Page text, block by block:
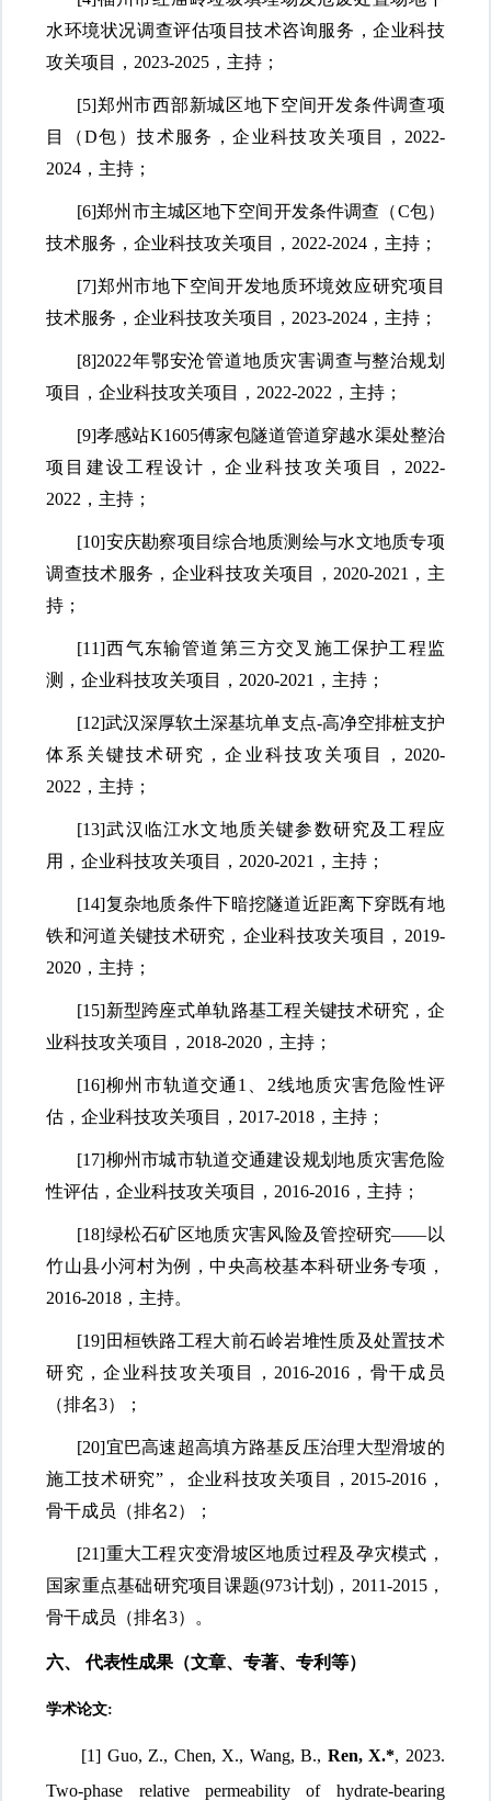
水环境状况调查评估项目技术咨询服务，企业科技
攻关项目， 2023-2025，主持；
[5]郑州市西部新城区地下空间开发条件调查项
目（D包）技术服务，企业科技攻关项目，2022-
2024，主持；
[6]郑州市主城区地下空间开发条件调查（C包）
技术服务，企业科技攻关项目，2022-2024，主持；
[7]郑州市地下空间开发地质环境效应研究项目
技术服务，企业科技攻关项目， 2023-2024，主持；
[8]2022年鄂安沧管道地质灾害调查与整治规划
项目，企业科技攻关项目，2022-2022，主持；
[9]孝感站K1605傅家包隧道管道穿越水渠处整治
项目建设工程设计，企业科技攻关项目，2022-
2022，主持；
[10]安庆勘察项目综合地质测绘与水文地质专项
调查技术服务，企业科技攻关项目， 2020-2021，主
持；
[11]西气东输管道第三方交叉施工保护工程监
测，企业科技攻关项目， 2020-2021，主持；
[12]武汉深厚软土深基坑单支点-高净空排桩支护
体系关键技术研究，企业科技攻关项目，2020-
2022，主持；
[13]武汉临江水文地质关键参数研究及工程应
用，企业科技攻关项目， 2020-2021，主持；
[14]复杂地质条件下暗挖隧道近距离下穿既有地
铁和河道关键技术研究，企业科技攻关项目， 2019-
2020，主持；
[15]新型跨座式单轨路基工程关键技术研究，企
业科技攻关项目， 2018-2020，主持；
[16]柳州市轨道交通 1、2线地质灾害危险性评
估，企业科技攻关项目，2017-2018，主持；
[17]柳州市城市轨道交通建设规划地质灾害危险
性评估，企业科技攻关项目， 2016-2016，主持；
[18]绿松石矿区地质灾害风险及管控研究——以
竹山县小河村为例，中央高校基本科研业务专项，
2016-2018，主持。
[19]田桓铁路工程大前石岭岩堆性质及处置技术
研究，企业科技攻关项目， 2016-2016，骨干成员
（排名3）；
[20]宜巴高速超高填方路基反压治理大型滑坡的
施工技术研究”， 企业科技攻关项目，2015-2016，
骨干成员（排名2）；
[21]重大工程灾变滑坡区地质过程及孕灾模式，
国家重点基础研究项目课题(973计划)，2011-2015，
骨干成员（排名3）。
六、 代表性成果（文章、专著、专利等）
学术论文:
[1] Guo, Z., Chen, X., Wang, B., Ren, X.*, 2023.
Two-phase relative permeability of hydrate-bearing